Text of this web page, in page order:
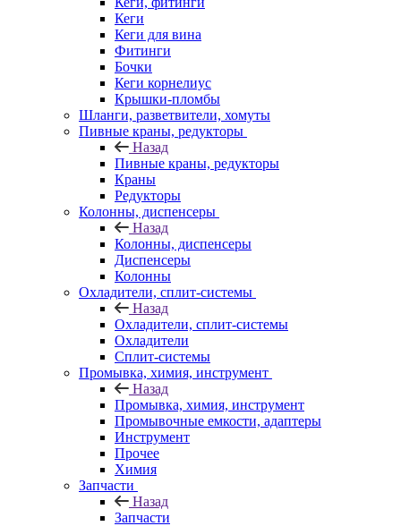
Кеги
Кеги для вина
Фитинги
Бочки
Кеги корнелиус
Крышки-пломбы
Шланги, разветвители, хомуты
Пивные краны, редукторы
Назад
Пивные краны, редукторы
Краны
Редукторы
Колонны, диспенсеры
Назад
Колонны, диспенсеры
Диспенсеры
Колонны
Охладители, сплит-системы
Назад
Охладители, сплит-системы
Охладители
Сплит-системы
Промывка, химия, инструмент
Назад
Промывка, химия, инструмент
Промывочные емкости, адаптеры
Инструмент
Прочее
Химия
Запчасти
Назад
Запчасти